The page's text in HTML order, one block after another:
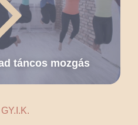
táncos mozgás
GY.I.K.